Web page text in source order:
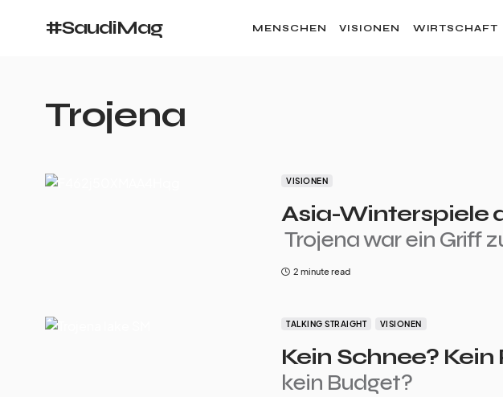
#SaudiMag MENSCHEN VISIONEN WIRTSCHAFT
Trojena
VISIONEN
Asia-Winterspiele
Trojena war ein Griff
2 minute read
TALKING STRAIGHT VISIONEN
Kein Schnee?
kein Budget?